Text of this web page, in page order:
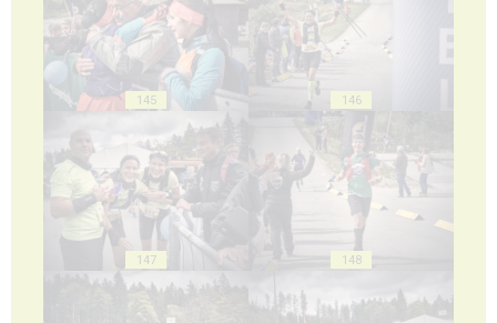
145 146
147 148